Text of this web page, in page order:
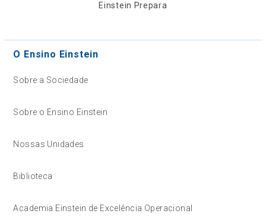
Einstein Prepara
O Ensino Einstein
Sobre a Sociedade
Sobre o Ensino Einstein
Nossas Unidades
Biblioteca
Academia Einstein de Excelência Operacional